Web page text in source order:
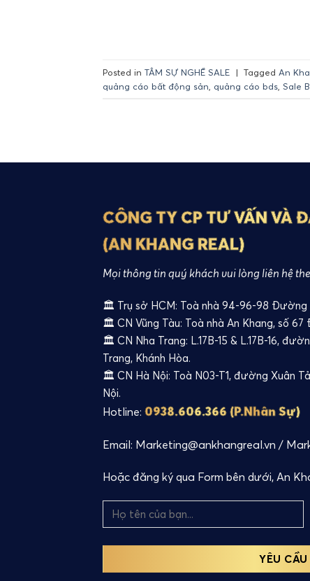
Posted in TÂM SỰ NGHỀ SALE | Tagged An
quảng cáo bất động sản quảng cáo bds Sale
CÔNG TY CP TƯ VẤN VÀ
(AN KHANG REAL)
Mọi thông tin quý khách vui lòng liên hệ
🏛️ Trụ sở HCM: Toà nhà 94-96-98 Đường
🏛️ CN Vũng Tàu: Toà nhà An Khang, số 67
🏛️ CN Nha Trang: L.17B-15 & L.17B-16,
Trang, Khánh Hòa.
🏛️ CN Hà Nội: Toà N03-T1, đường Xuân
Nội.
Hotline: 0938.606.366 (P.Nhân Sự)
Email: Marketing@ankhangreal.vn /
Hoặc đăng ký qua Form bên dưới, An